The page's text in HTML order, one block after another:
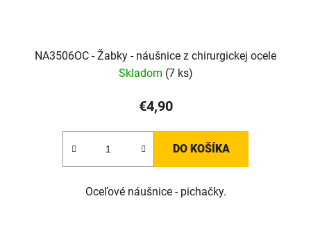
NA3506OC - Žabky - náušnice z chirurgickej ocele
Skladom (7 ks)
€4,90
DO KOŠÍKA
Oceľové náušnice - pichačky.